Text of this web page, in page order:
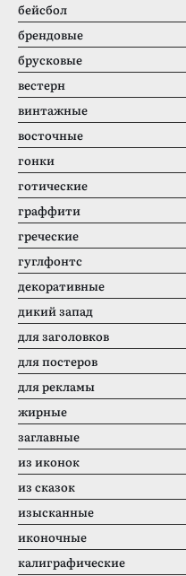
бейсбол
брендовые
брусковые
вестерн
винтажные
восточные
гонки
готические
граффити
греческие
гуглфонтс
декоративные
дикий запад
для заголовков
для постеров
для рекламы
жирные
заглавные
из иконок
из сказок
изысканные
иконочные
калиграфические